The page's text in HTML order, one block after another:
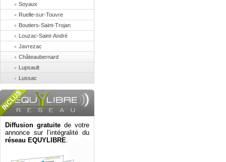
Soyaux
Ruelle-sur-Touvre
Boutiers-Saint-Trojan
Louzac-Saint-André
Javrezac
Châteaubernard
Lupsault
Lussac
Diffusion gratuite de votre
annonce sur l’intégralité du
réseau EQUYLIBRE.